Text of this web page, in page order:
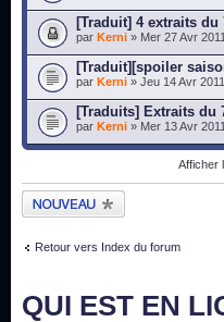
[Traduit] 4 extraits du
par Kerni » Mer 27 Avr
[Traduit][spoiler
par Kerni » Jeu 14 Avr
[Traduits] Extraits du
par Kerni » Mer 13 Avr
Afficher
Publier un nouveau
sujet
Retour vers Index du forum
QUI EST EN